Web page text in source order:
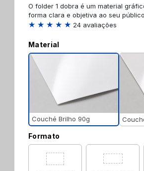
O folder 1 dobra é um material
forma clara e objetiva ao seu
★ ★ ★ ★ ★ 24 avaliações
Material
Couché Brilho 90g
Formato